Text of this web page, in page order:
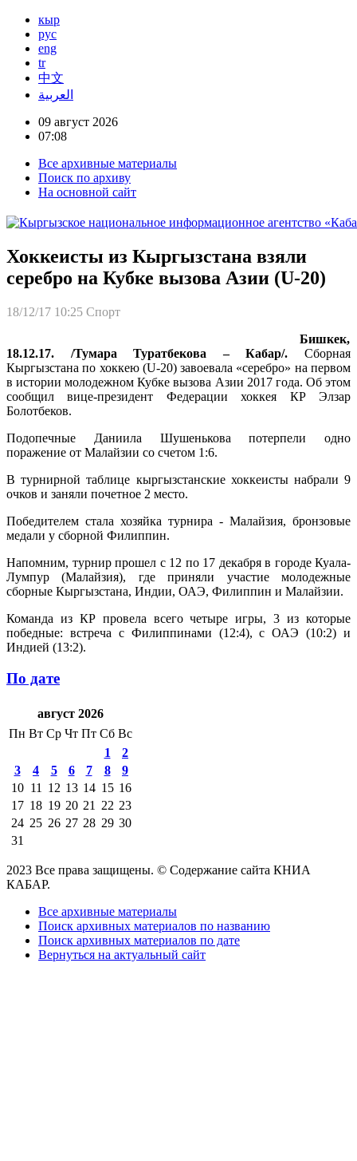
кыр
рус
eng
tr
中文
العربية
09 август 2026
07:08
Все архивные материалы
Поиск по архиву
На основной сайт
Хоккеисты из Кыргызстана взяли
серебро на Кубке вызова Азии (U-20)
18/12/17 10:25 Спорт
Бишкек,
18.12.17. /Тумара Туратбекова – Кабар/. Сборная
Кыргызстана по хоккею (U-20) завоевала «серебро» на первом
в истории молодежном Кубке вызова Азии 2017 года. Об этом
сообщил вице-президент Федерации хоккея КР Элзар
Болотбеков.
Подопечные Даниила Шушенькова потерпели одно
поражение от Малайзии со счетом 1:6.
В турнирной таблице кыргызстанские хоккеисты набрали 9
очков и заняли почетное 2 место.
Победителем стала хозяйка турнира - Малайзия, бронзовые
медали у сборной Филиппин.
Напомним, турнир прошел с 12 по 17 декабря в городе Куала-
Лумпур (Малайзия), где приняли участие молодежные
сборные Кыргызстана, Индии, ОАЭ, Филиппин и Малайзии.
Команда из КР провела всего четыре игры, 3 из которые
победные: встреча с Филиппинами (12:4), с ОАЭ (10:2) и
Индией (13:2).
По дате
август 2026
Пн Вт Ср Чт Пт Сб Вс
1
2
3
4 5 6 7 8
9
10 11 12 13 14 15 16
17 18 19 20 21 22 23
24 25 26 27 28 29 30
31
2023 Все права защищены. © Содержание сайта КНИА
КАБАР.
Все архивные материалы
Поиск архивных материалов по названию
Поиск архивных материалов по дате
Вернуться на актуальный сайт